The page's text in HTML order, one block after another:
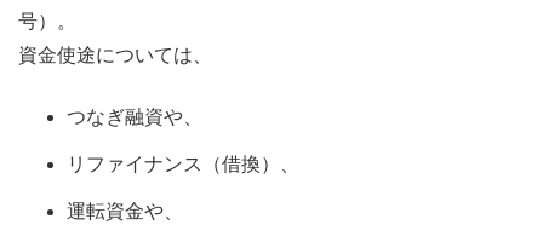
号）。
資金使途については、
つなぎ融資や、
リファイナンス（借換）、
運転資金や、